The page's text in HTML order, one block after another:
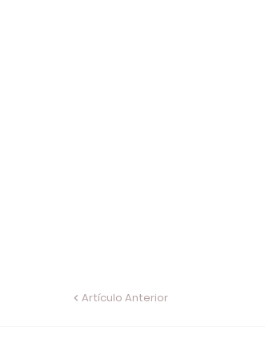
Artículo Anterior